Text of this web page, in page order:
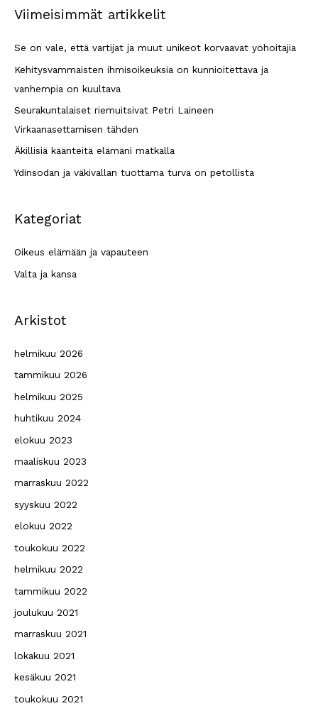
r
Viimeisimmät artikkelit
Se on vale, että vartijat ja muut unikeot korvaavat yöhoitajia
Kehitysvammaisten ihmisoikeuksia on kunnioitettava ja
vanhempia on kuultava
Seurakuntalaiset riemuitsivat Petri Laineen
Virkaanasettamisen tähden
Äkillisiä käänteitä elämäni matkalla
Ydinsodan ja väkivallan tuottama turva on petollista
Kategoriat
Oikeus elämään ja vapauteen
Valta ja kansa
Arkistot
helmikuu 2026
tammikuu 2026
helmikuu 2025
huhtikuu 2024
elokuu 2023
maaliskuu 2023
marraskuu 2022
syyskuu 2022
elokuu 2022
toukokuu 2022
helmikuu 2022
tammikuu 2022
joulukuu 2021
marraskuu 2021
lokakuu 2021
kesäkuu 2021
toukokuu 2021